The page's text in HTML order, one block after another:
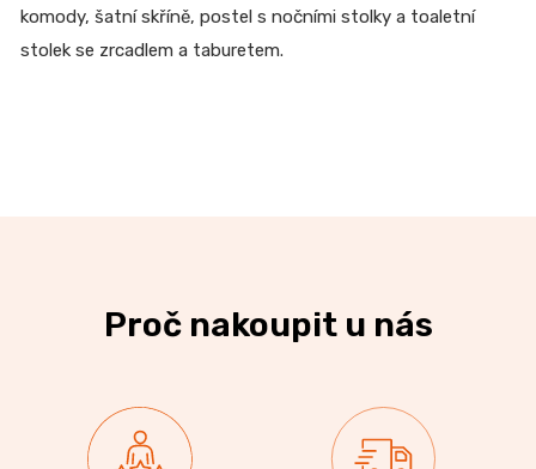
komody, šatní skříně, postel s nočními stolky a toaletní
stolek se zrcadlem a taburetem.
Proč nakoupit u nás